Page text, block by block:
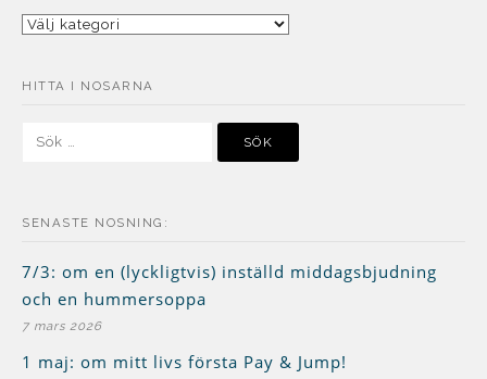
Kategorier
HITTA I NOSARNA
SENASTE NOSNING:
7/3: om en (lyckligtvis) inställd middagsbjudning
och en hummersoppa
7 mars 2026
1 maj: om mitt livs första Pay & Jump!